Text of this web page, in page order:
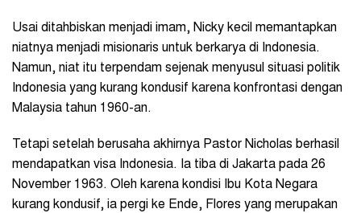
Usai ditahbiskan menjadi imam, Nicky kecil memantapkan
niatnya menjadi misionaris untuk berkarya di Indonesia.
Namun, niat itu terpendam sejenak menyusul situasi politik
Indonesia yang kurang kondusif karena konfrontasi dengan
Malaysia tahun 1960-an.
Tetapi setelah berusaha akhirnya Pastor Nicholas berhasil
mendapatkan visa Indonesia. Ia tiba di Jakarta pada 26
November 1963. Oleh karena kondisi Ibu Kota Negara
kurang kondusif, ia pergi ke Ende, Flores yang merupakan